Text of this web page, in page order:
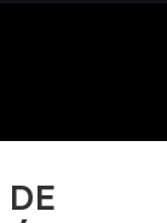
DE